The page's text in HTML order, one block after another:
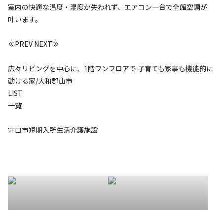
室内の快適な温度・湿度が失われず、エアコン一台で全館空調が
叶います。
≪PREV NEXT≫
広々リビングを中心に、1階ワンフロアで 子育ても家事も機能的に
動ける家/大和郡山市
LIST
一覧
守口市短期入所生活介護施設